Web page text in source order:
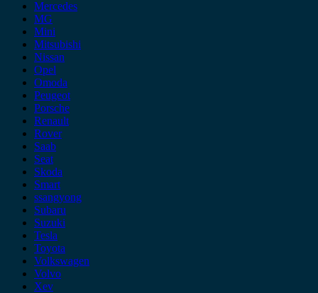
Mercedes
MG
Mini
Mitsubishi
Nissan
Opel
Omoda
Peugeot
Porsche
Renault
Rover
Saab
Seat
Skoda
Smart
ssangyong
Subaru
Suzuki
Tesla
Toyota
Volkswagen
Volvo
Xev